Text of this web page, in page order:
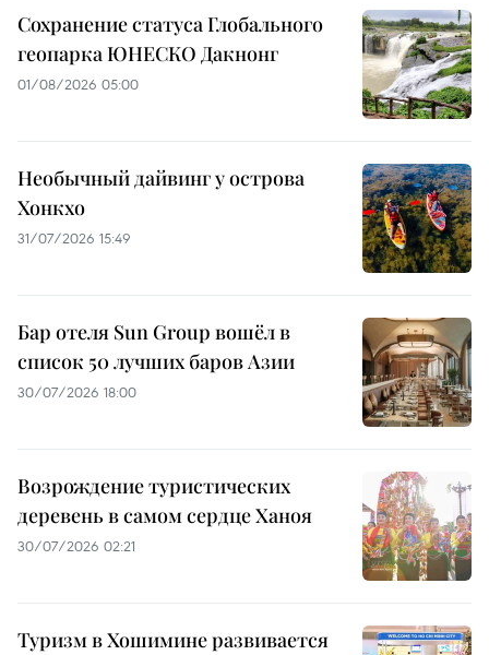
Сохранение статуса Глобального
геопарка ЮНЕСКО Дакнонг
01/08/2026 05:00
Необычный дайвинг у острова
Хонкхо
31/07/2026 15:49
Бар отеля Sun Group вошёл в
список 50 лучших баров Азии
30/07/2026 18:00
Возрождение туристических
деревень в самом сердце Ханоя
30/07/2026 02:21
Туризм в Хошимине развивается